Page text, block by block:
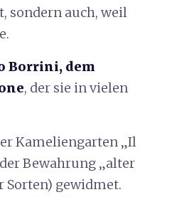
sondern auch, weil
Borrini, dem
, der sie in vielen
Kameliengarten „Il
Bewahrung „alter
Sorten) gewidmet.